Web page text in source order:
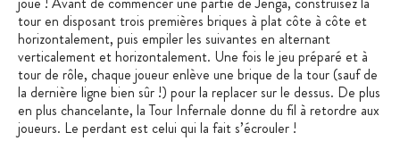
tour en disposant trois premières briques à plat côte à côte et
horizontalement, puis empiler les suivantes en alternant
verticalement et horizontalement. Une fois le jeu préparé et à
tour de rôle, chaque joueur enlève une brique de la tour (sauf de
la dernière ligne bien sûr !) pour la replacer sur le dessus. De plus
en plus chancelante, la Tour Infernale donne du fil à retordre aux
joueurs. Le perdant est celui qui la fait s’écrouler !